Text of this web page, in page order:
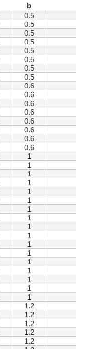
b
0.5
0.5
0.5
0.5
0.5
0.5
0.5
0.5
0.6
0.6
0.6
0.6
0.6
0.6
0.6
0.6
1
1
1
1
1
1
1
1
1
1
1
1
1
1
1
1
1
1.2
1.2
1.2
1.2
1.2